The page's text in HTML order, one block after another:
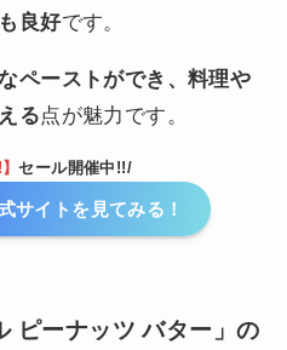
良好です。
ペーストができ、料理や
る点が魅力です。
】セール開催中!!/
サイトを見てみる！
ピーナッツ バター」の